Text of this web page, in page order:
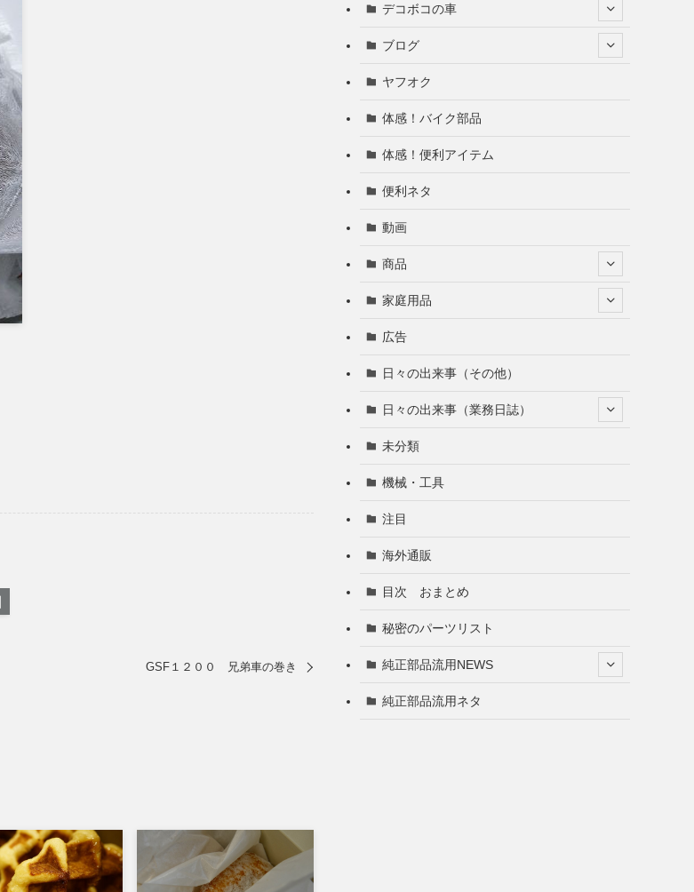
GSF１２００ 兄弟車の巻き
デコボコの車
ブログ
ヤフオク
体感！バイク部品
体感！便利アイテム
便利ネタ
動画
商品
家庭用品
広告
日々の出来事（その他）
日々の出来事（業務日誌）
未分類
機械・工具
注目
海外通販
目次 おまとめ
秘密のパーツリスト
純正部品流用NEWS
純正部品流用ネタ